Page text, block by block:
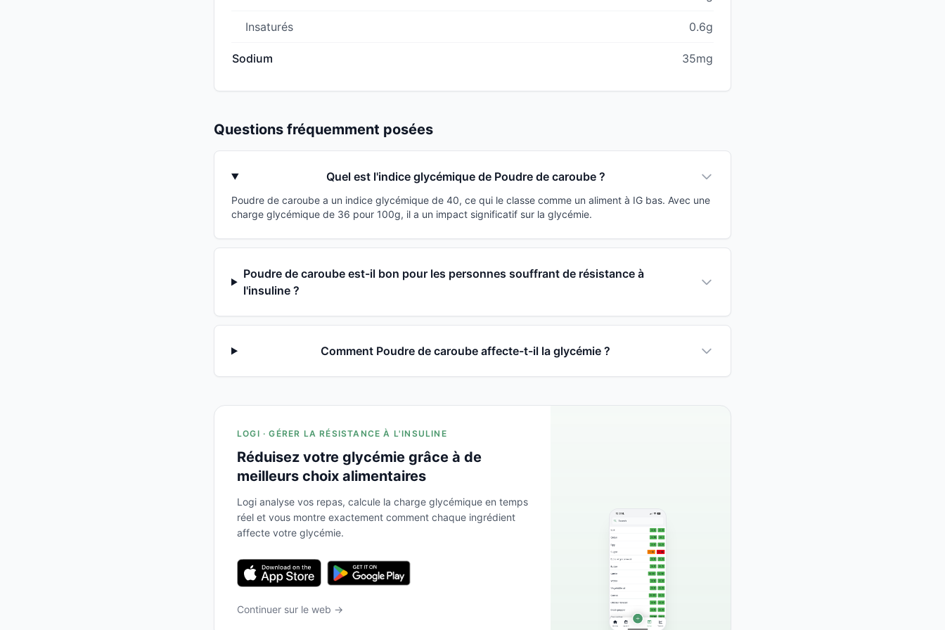
Insaturés 0.6g
Sodium 35mg
Questions fréquemment posées
Quel est l'indice glycémique de Poudre de caroube ?
Poudre de caroube a un indice glycémique de 40, ce qui le classe comme un aliment à IG bas. Avec une
charge glycémique de 36 pour 100g, il a un impact significatif sur la glycémie.
Poudre de caroube est-il bon pour les personnes souffrant de résistance à
l'insuline ?
Comment Poudre de caroube affecte-t-il la glycémie ?
LOGI · GÉRER LA RÉSISTANCE À L'INSULINE
Réduisez votre glycémie grâce à de
meilleurs choix alimentaires
Logi analyse vos repas, calcule la charge glycémique en temps
réel et vous montre exactement comment chaque ingrédient
affecte votre glycémie.
Continuer sur le web →